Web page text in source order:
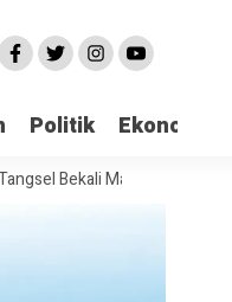
Politik Ekonomi
Masyarakat Manajemen